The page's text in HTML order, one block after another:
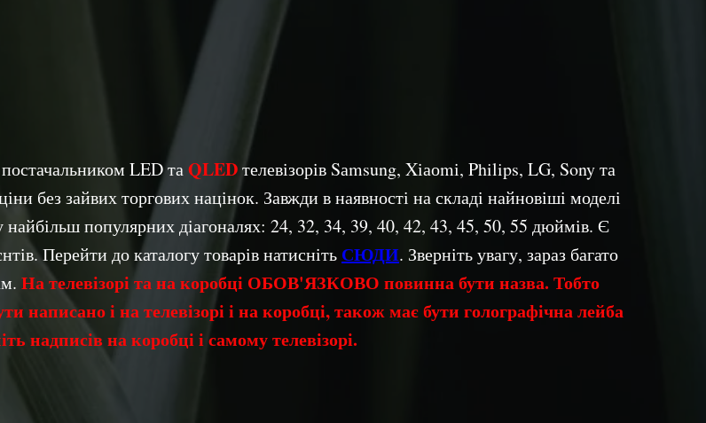
LED таQLEDтелевізорів Sаmsung, Xіаоmі, Philips, LG, Sony та
без зайвих торгових націнок. Завжди в наявності на складі найновіші моделі
найбільш популярних діагоналях: 24, 32, 34, 39, 40, 42, 43, 45, 50, 55 дюймів. Є
Перейти до каталогу товарів натисніть СЮДИ. Зверніть увагу, зараз багато
На телевізорі та накоробці ОБОВ'ЯЗКОВО повинна бути назва. Тобто
написано і на телевізорі і на коробці, також має бути голографічна лейба
надписів на коробці і самому телевізорі.